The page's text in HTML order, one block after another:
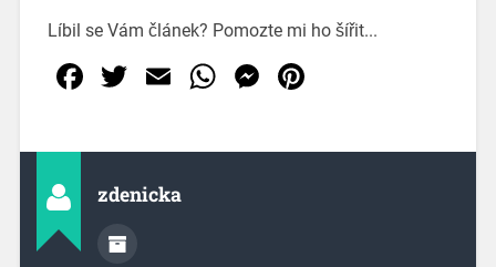
Líbil se Vám článek? Pomozte mi ho šířit...
Facebook
Twitter
EmailWhatsApp
Messenger
zdenicka